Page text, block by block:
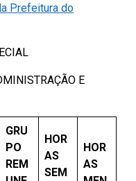
Prefeitura do
E
GRU
PO
REM
HOR
AS
SEM
HOR
AS